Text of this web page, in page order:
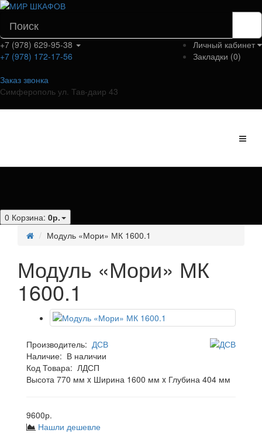
Личный кабинет
Закладки (0)
+7 (978) 629-95-38
+7 (978) 172-17-56
Заказ звонка
Симферополь ул. Тав-даир 43
0 Корзина: 0р.
Модуль «Мори» МК 1600.1
Модуль «Мори» МК
1600.1
Производитель: ДСВ
Наличие: В наличии
Код Товара: ЛДСП
Высота 770 мм x Ширина 1600 мм x Глубина 404 мм
9600р.
Нашли дешевле